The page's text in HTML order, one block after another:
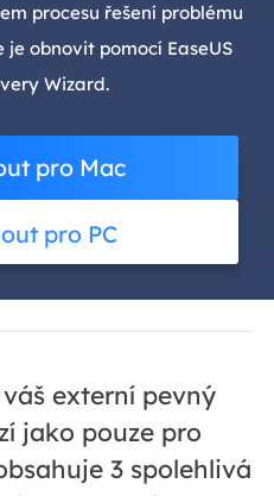
procesu řešení problému
obnovit pomocí EaseUS
Wizard.
pro Mac
pro PC
externí pevný
jako pouze pro
3 spolehlivá